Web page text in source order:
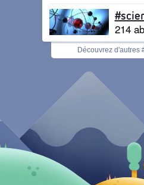
214
Découvrez d'autres